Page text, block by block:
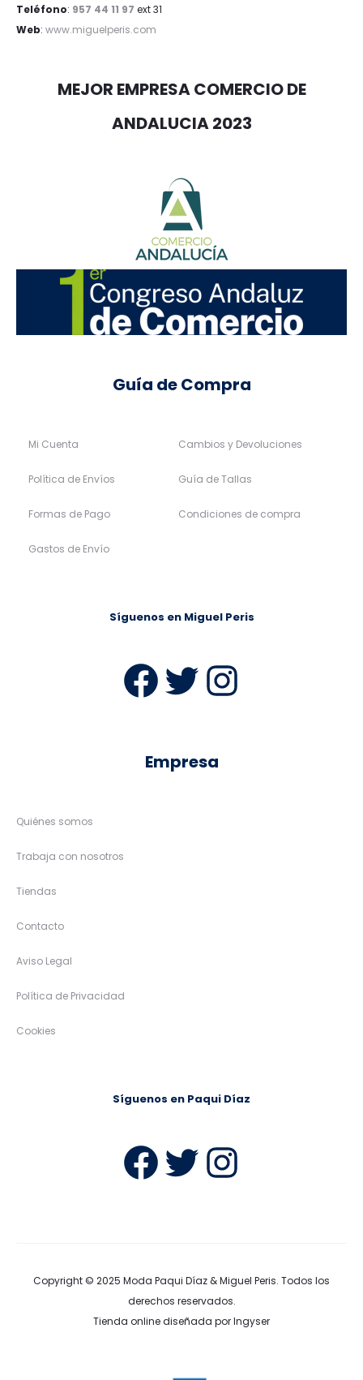
Teléfono: 957 44 11 97 ext 31
Web: www.miguelperis.com
MEJOR EMPRESA COMERCIO DE
ANDALUCIA 2023
Guía de Compra
Mi Cuenta
Política de Envíos
Formas de Pago
Gastos de Envío
Cambios y Devoluciones
Guía de Tallas
Condiciones de compra
Síguenos en Miguel Peris
Facebook
Twitter
Empresa
Quiénes somos
Trabaja con nosotros
Tiendas
Contacto
Aviso Legal
Política de Privacidad
Cookies
Síguenos en Paqui Díaz
Facebook
Twitter
Copyright © 2025 Moda Paqui Díaz & Miguel Peris. Todos los
derechos reservados.
Tienda online diseñada por Ingyser